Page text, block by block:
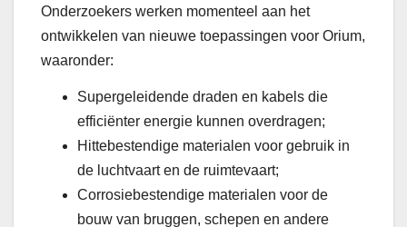
Onderzoekers werken momenteel aan het
ontwikkelen van nieuwe toepassingen voor Orium,
waaronder:
Supergeleidende draden en kabels die
efficiënter energie kunnen overdragen;
Hittebestendige materialen voor gebruik in
de luchtvaart en de ruimtevaart;
Corrosiebestendige materialen voor de
bouw van bruggen, schepen en andere